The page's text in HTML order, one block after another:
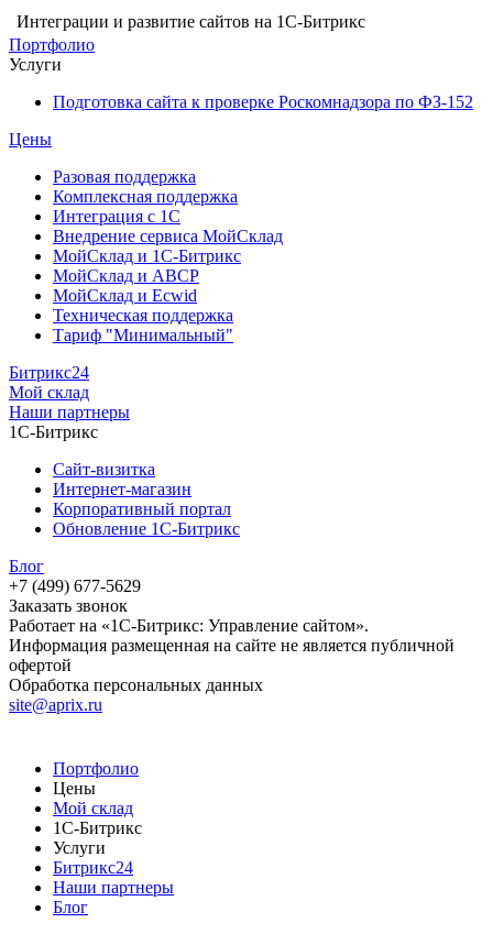
Интеграции и развитие сайтов на 1С-Битрикс
Портфолио
Услуги
Подготовка сайта к проверке Роскомнадзора по ФЗ-152
Цены
Разовая поддержка
Комплексная поддержка
Интеграция с 1С
Внедрение сервиса МойСклад
МойСклад и 1С-Битрикс
МойСклад и ABCP
МойСклад и Ecwid
Техническая поддержка
Тариф "Минимальный"
Битрикс24
Мой склад
Наши партнеры
1С-Битрикс
Сайт-визитка
Интернет-магазин
Корпоративный портал
Обновление 1С-Битрикс
Блог
+7 (499) 677-5629
Заказать звонок
Работает на «1С-Битрикс: Управление сайтом».
Информация размещенная на сайте не является публичной
офертой
Обработка персональных данных
site@aprix.ru
Портфолио
Цены
Мой склад
1С-Битрикс
Услуги
Битрикс24
Наши партнеры
Блог